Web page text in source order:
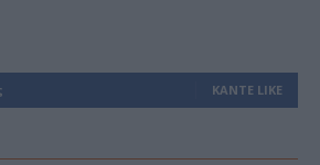
ΚΆΝΤΕ LIKE